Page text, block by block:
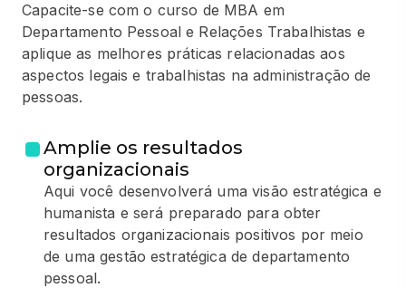
Capacite-se com o curso de MBA em
Departamento Pessoal e Relações Trabalhistas e
aplique as melhores práticas relacionadas aos
aspectos legais e trabalhistas na administração de
pessoas.
Amplie os resultados
organizacionais
Aqui você desenvolverá uma visão estratégica e
humanista e será preparado para obter
resultados organizacionais positivos por meio
de uma gestão estratégica de departamento
pessoal.